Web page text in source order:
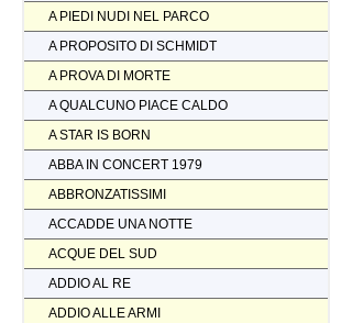
A PIEDI NUDI NEL PARCO
A PROPOSITO DI SCHMIDT
A PROVA DI MORTE
A QUALCUNO PIACE CALDO
A STAR IS BORN
ABBA IN CONCERT 1979
ABBRONZATISSIMI
ACCADDE UNA NOTTE
ACQUE DEL SUD
ADDIO AL RE
ADDIO ALLE ARMI